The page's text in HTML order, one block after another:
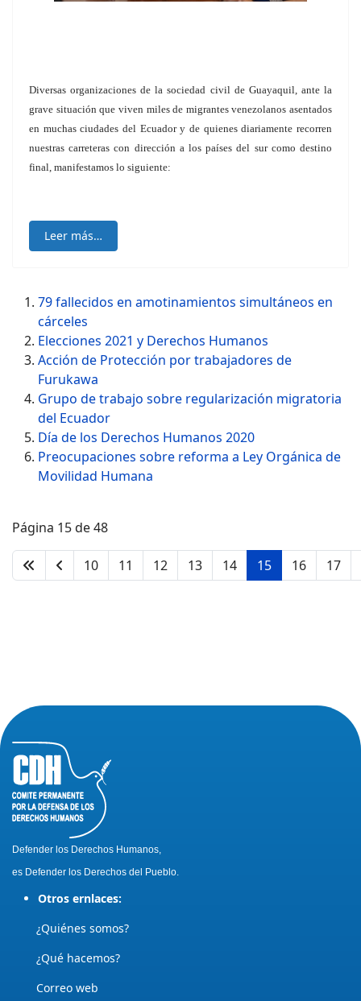
Diversas organizaciones de la sociedad civil de Guayaquil, ante la
grave situación que viven miles de migrantes venezolanos asentados
en muchas ciudades del Ecuador y de quienes diariamente recorren
nuestras carreteras con dirección a los países del sur como destino
final, manifestamos lo siguiente:
Leer más…
79 fallecidos en amotinamientos simultáneos en
cárceles
Elecciones 2021 y Derechos Humanos
Acción de Protección por trabajadores de
Furukawa
Grupo de trabajo sobre regularización migratoria
del Ecuador
Día de los Derechos Humanos 2020
Preocupaciones sobre reforma a Ley Orgánica de
Movilidad Humana
Página 15 de 48
10 11 12 13 14 15 16 17
Defender los Derechos Humanos,
es Defender los Derechos del Pueblo.
Otros ernlaces:
¿Quiénes somos?
¿Qué hacemos?
Correo web